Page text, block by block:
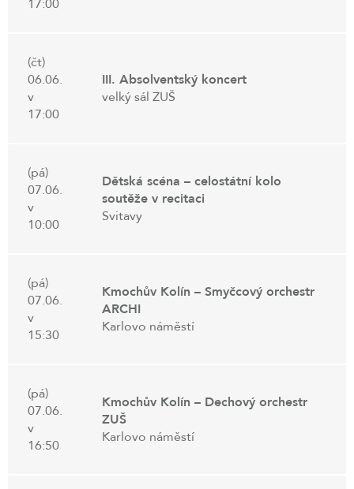
17:00
(čt)
06.06.
v
17:00
III. Absolventský koncert
velký sál ZUŠ
(pá)
07.06.
v
10:00
Dětská scéna – celostátní kolo
soutěže v recitaci
Svitavy
(pá)
07.06.
v
15:30
Kmochův Kolín – Smyčcový orchestr
ARCHI
Karlovo náměstí
(pá)
07.06.
v
16:50
Kmochův Kolín – Dechový orchestr
ZUŠ
Karlovo náměstí